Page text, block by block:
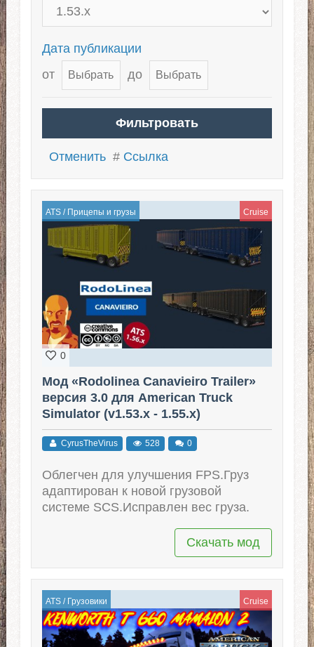
Дата публикации
от
до
Отменить # Ссылка
ATS/ Прицепы и грузы Cruise
0
Мод «Rodolinea Canavieiro Trailer»
версия 3.0 для American Truck
Simulator (v1.53.x - 1.55.x)
CyrusTheVirus 528 0
Облегчен для улучшения FPS.Груз
адаптирован к новой грузовой
системе SCS.Исправлен вес груза.
Скачать мод
ATS/ Грузовики Cruise